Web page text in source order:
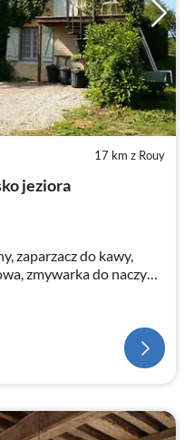
17 km z Rouy
jeziora
zaparzacz do kawy,
zmywarka do naczyń,